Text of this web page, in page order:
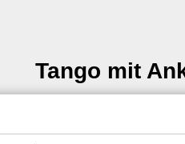
Tango mit